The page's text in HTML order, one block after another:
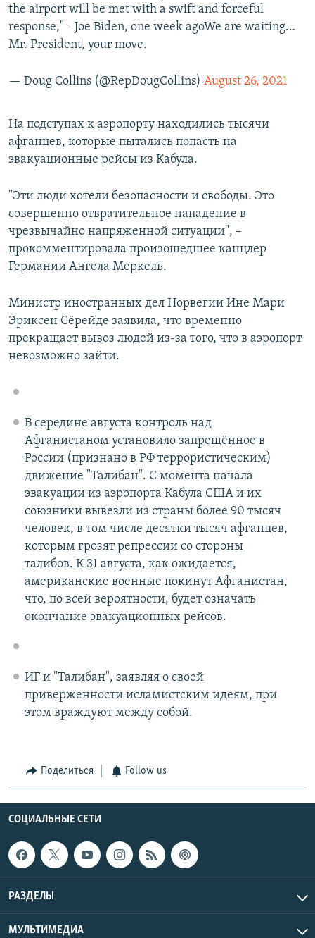
the airport will be met with a swift and forceful
response," - Joe Biden, one week agoWe are waiting…
Mr. President, your move.
— Doug Collins (@RepDougCollins) August 26, 2021
На подступах к аэропорту находились тысячи
афганцев, которые пытались попасть на
эвакуационные рейсы из Кабула.
"Эти люди хотели безопасности и свободы. Это
совершенно отвратительное нападение в
чрезвычайно напряженной ситуации", –
прокомментировала произошедшее канцлер
Германии Ангела Меркель.
Министр иностранных дел Норвегии Ине Мари
Эриксен Сёрейде заявила, что временно
прекращает вывоз людей из-за того, что в аэропорт
невозможно зайти.
В середине августа контроль над
Афганистаном установило запрещённое в
России (признано в РФ террористическим)
движение "Талибан". С момента начала
эвакуации из аэропорта Кабула США и их
союзники вывезли из страны более 90 тысяч
человек, в том числе десятки тысяч афганцев,
которым грозят репрессии со стороны
талибов. К 31 августа, как ожидается,
американские военные покинут Афганистан,
что, по всей вероятности, будет означать
окончание эвакуационных рейсов.
ИГ и "Талибан", заявляя о своей
приверженности исламистским идеям, при
этом враждуют между собой.
Поделиться Follow us
СОЦИАЛЬНЫЕ СЕТИ
РАЗДЕЛЫ
МУЛЬТИМЕДИА